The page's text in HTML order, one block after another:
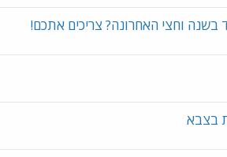
וחצי האחרונה? צריכים אתכם!
בצבא